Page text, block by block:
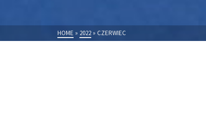
HOME » 2022 » CZERWIEC